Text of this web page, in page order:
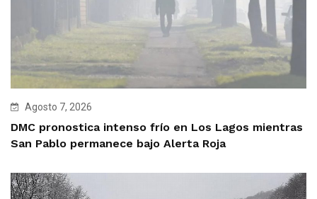
Agosto 7, 2026
DMC pronostica intenso frío en Los Lagos mientras
San Pablo permanece bajo Alerta Roja